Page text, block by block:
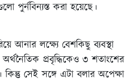
পুর্নবিন্যস্ত করা হয়েছে।
আনার লক্ষ্যে বেশকিছু ব্যবস্থা
প্রবৃদ্ধিকেও ৩ শতাংশের
সেই সঙ্গে এটা বলার অপেক্ষা